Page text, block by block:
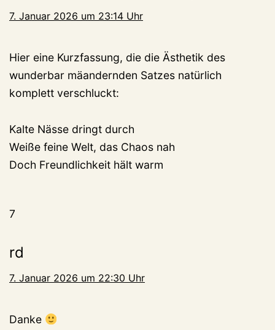
7. Januar 2026 um 23:14 Uhr
Hier eine Kurzfassung, die die Ästhetik des
wunderbar mäandernden Satzes natürlich
komplett verschluckt:
Kalte Nässe dringt durch
Weiße feine Welt, das Chaos nah
Doch Freundlichkeit hält warm
7
rd
7. Januar 2026 um 22:30 Uhr
Danke